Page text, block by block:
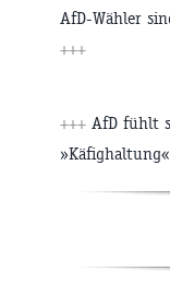
AfD-Wähler
+++
+++ AfD fühlt
»Käfighaltung«